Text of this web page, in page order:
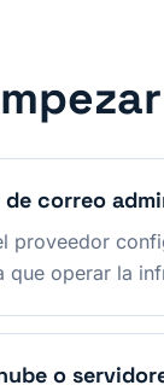
de correo
proveedor
que operar la
o